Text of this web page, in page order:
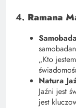
4. Ramana
„Kto
Natura
Jaźni jest
jest